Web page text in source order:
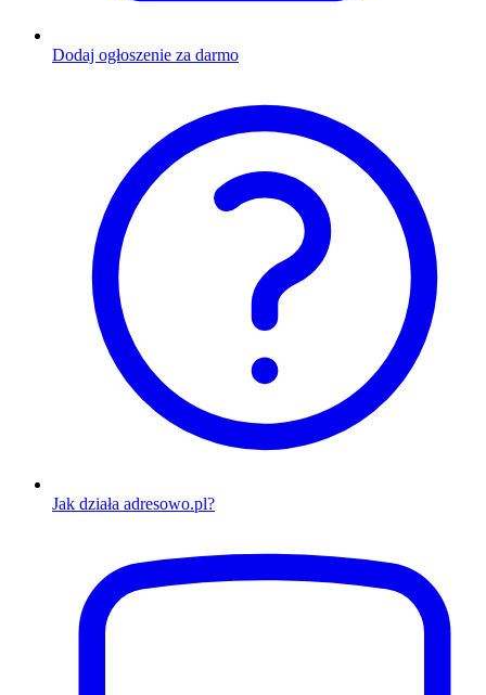
Dodaj ogłoszenie za darmo
Jak działa adresowo.pl?